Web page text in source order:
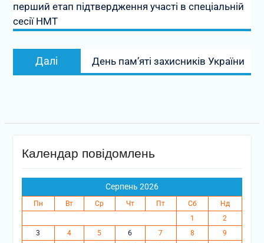
перший етап підтвердження участі в спеціальній
сесії НМТ
Далі
запис:
День пам’яті захисників України
Календар повідомлень
Серпень 2026
Пн Вт Ср Чт Пт Сб
Нд
1
2
3
4 5 6 7 8
9